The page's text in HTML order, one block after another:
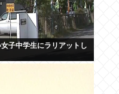
子中学生にラリアットし